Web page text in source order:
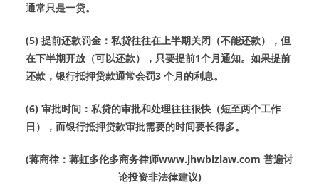
通常只是一贷。
(5) 提前还款罚金：私贷往往在上半期关闭（不能还款），但
在下半期开放（可以还款），只要提前1个月通知。如果提前
还款，银行抵押贷款通常会罚3 个月的利息。
(6) 审批时间：私贷的审批和处理往往很快（短至两个工作
日），而银行抵押贷款审批需要的时间要长得多。
(蒋商律：蒋虹多伦多商务律师www.jhwbizlaw.com 普遍讨
论投资非法律建议)